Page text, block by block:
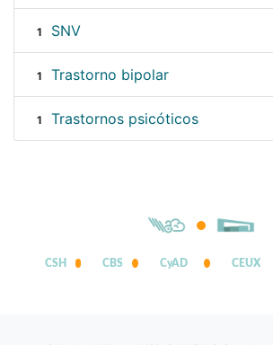
1 SNV
1 Trastorno bipolar
1 Trastornos psicóticos
CSH CBS CyAD CEUX